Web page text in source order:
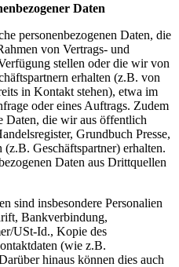
Daten
personenbezogenen Daten, die
von Vertrags- und
stellen oder die wir von
erhalten (z.B. von
in Kontakt stehen), etwa im
oder eines Auftrags. Zudem
Daten, die wir aus öffentlich
Grundbuch Presse,
Geschäftspartner) erhalten.
Daten aus Drittquellen
sind insbesondere Personalien
Bankverbindung,
USt-Id., Kopie des
(wie z.B.
hinaus können dies auch